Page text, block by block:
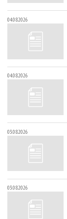
04.08.2026
04.08.2026
03.08.2026
03.08.2026